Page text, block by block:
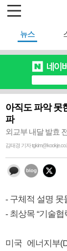
뉴스
아직도 파악 못
파
외교부 내달 발효
김태경 기자
- 구체적 설명 못
- 최상목 “기술
미국 에너지부